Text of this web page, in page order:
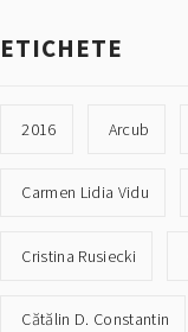
ETICHETE
2016 Arcub
Carmen Lidia Vidu
Cristina Rusiecki
Cătălin D. Constantin